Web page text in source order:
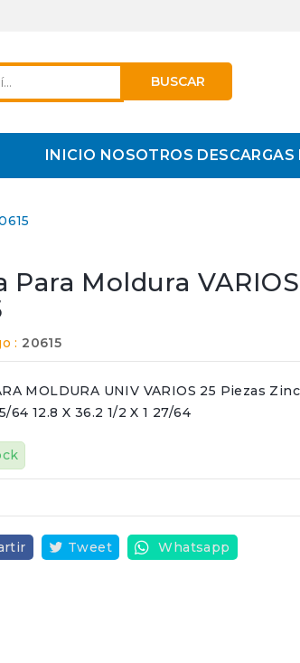
BUSCAR
INICIO NOSOTROS DESCARGAS
Para Moldura
: 20615
MOLDURA UNIV VARIOS 25 Piezas
64 12.8 X 36.2 1/2 X 1 27/64
Tweet Whatsapp